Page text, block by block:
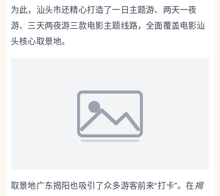
为此，汕头市还精心打造了一日主题游、两天一夜
游、三天两夜游三款电影主题线路，全面覆盖电影汕
头核心取景地。
取景地广东揭阳也吸引了众多游客前来“打卡”。在 揭